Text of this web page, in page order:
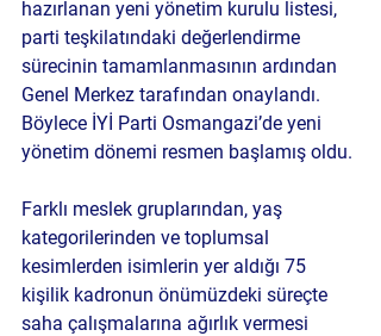
hazırlanan yeni yönetim kurulu listesi,
parti teşkilatındaki değerlendirme
sürecinin tamamlanmasının ardından
Genel Merkez tarafından onaylandı.
Böylece İYİ Parti Osmangazi’de yeni
yönetim dönemi resmen başlamış oldu.
Farklı meslek gruplarından, yaş
kategorilerinden ve toplumsal
kesimlerden isimlerin yer aldığı 75
kişilik kadronun önümüzdeki süreçte
saha çalışmalarına ağırlık vermesi